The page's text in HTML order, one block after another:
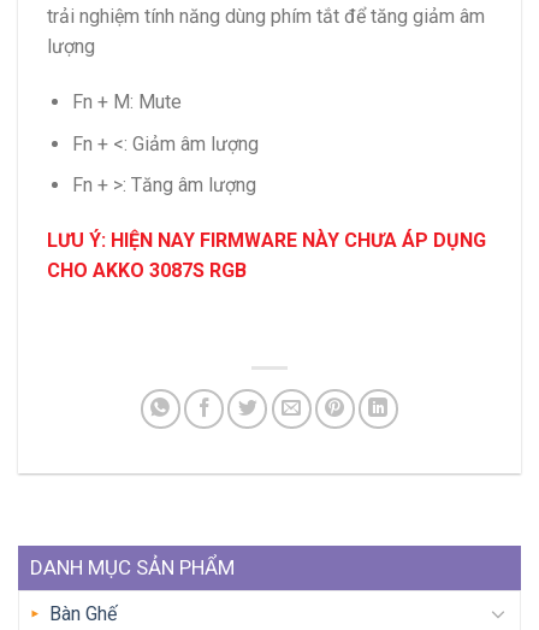
DANH MỤC SẢN PHẨM
Bàn Ghế
trải nghiệm tính năng dùng phím tắt để tăng giảm âm
lượng
Fn + M: Mute
Fn + <: Giảm âm lượng
Fn + >: Tăng âm lượng
LƯU Ý: HIỆN NAY FIRMWARE NÀY CHƯA ÁP DỤNG
CHO AKKO 3087S RGB